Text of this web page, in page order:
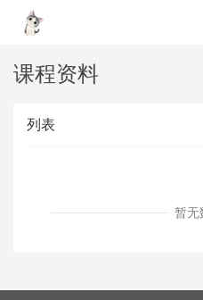
课程资料
列表
暂无